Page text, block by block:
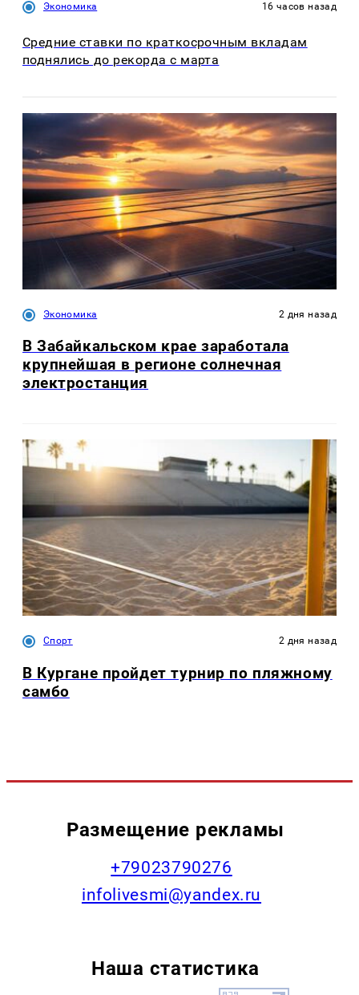
Экономика 16 часов назад
Средние ставки по краткосрочным вкладам
поднялись до рекорда с марта
Экономика 2 дня назад
В Забайкальском крае заработала
крупнейшая в регионе солнечная
электростанция
Спорт 2 дня назад
В Кургане пройдет турнир по пляжному
самбо
Размещение рекламы
+79023790276
infolivesmi@yandex.ru
Наша статистика